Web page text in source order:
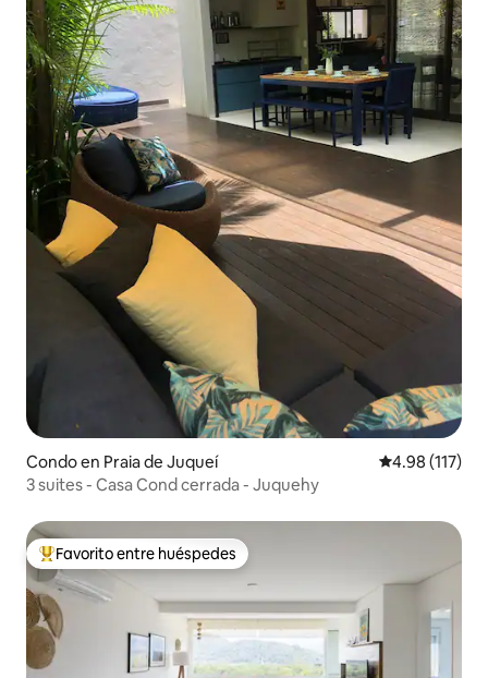
Condo en Praia de Juqueí Calificación
4.98 (117)
3 suites - Casa Cond cerrada - Juquehy
Favorito entre huéspedes preferido
Favorito entre huéspedes